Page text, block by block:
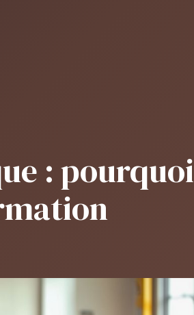
: pourquoi